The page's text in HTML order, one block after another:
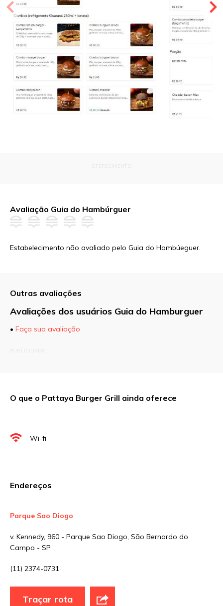
Avaliação Guia do Hambúrguer
Estabelecimento não avaliado pelo Guia do Hambúeguer.
Outras avaliações
Avaliações dos usuários Guia do Hamburguer
• Faça sua avaliação
Nome
Sua avaliação
O que o Pattaya Burger Grill ainda oferece
Wi-fi
Endereços
Parque Sao Diogo
v. Kennedy, 960 - Parque Sao Diogo, São Bernardo do
Campo - SP
(11) 2374-0731
Traçar rota